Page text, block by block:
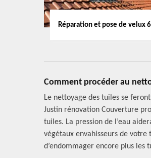
Réparation et pose de velux
Comment procéder au
Le nettoyage des tuiles se
Justin rénovation Couverture
tuiles. La pression de l’eau
végétaux envahisseurs de
d’endommager encore plus les